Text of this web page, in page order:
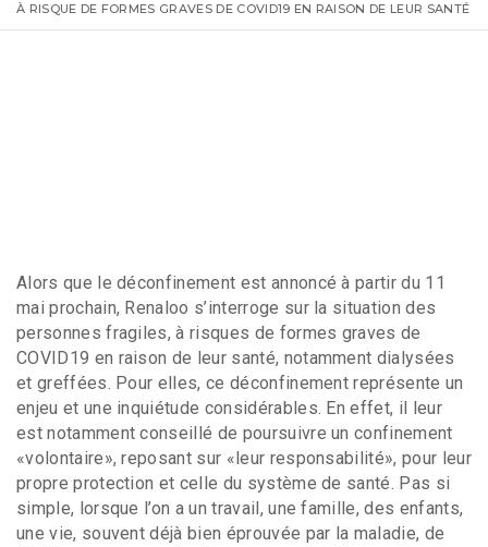
À RISQUE DE FORMES GRAVES DE COVID19 EN RAISON DE LEUR SANTÉ
Alors que le déconfinement est annoncé à partir du 11
mai prochain, Renaloo s’interroge sur la situation des
personnes fragiles, à risques de formes graves de
COVID19 en raison de leur santé, notamment dialysées
et greffées. Pour elles, ce déconfinement représente un
enjeu et une inquiétude considérables. En effet, il leur
est notamment conseillé de poursuivre un confinement
«volontaire», reposant sur «leur responsabilité», pour leur
propre protection et celle du système de santé. Pas si
simple, lorsque l’on a un travail, une famille, des enfants,
une vie, souvent déjà bien éprouvée par la maladie, de